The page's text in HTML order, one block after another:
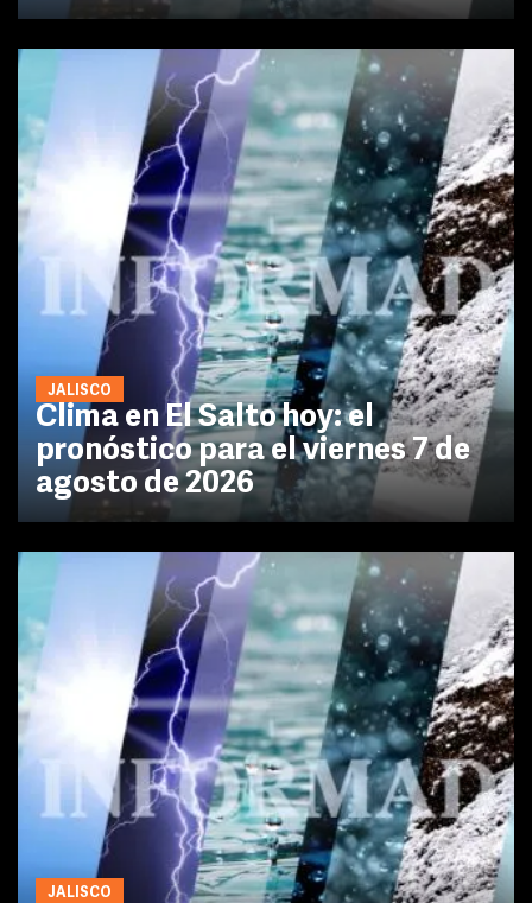
JALISCO
Clima en El Salto hoy: el
pronóstico para el viernes 7 de
agosto de 2026
JALISCO